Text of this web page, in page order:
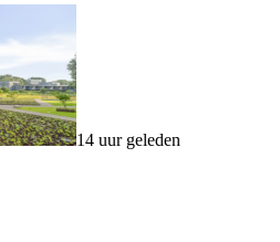
14 uur geleden